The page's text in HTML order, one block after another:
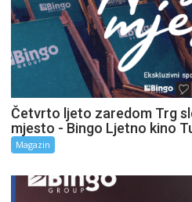
Četvrto ljeto zaredom Trg
mjesto - Bingo Ljetno kino
Magazin